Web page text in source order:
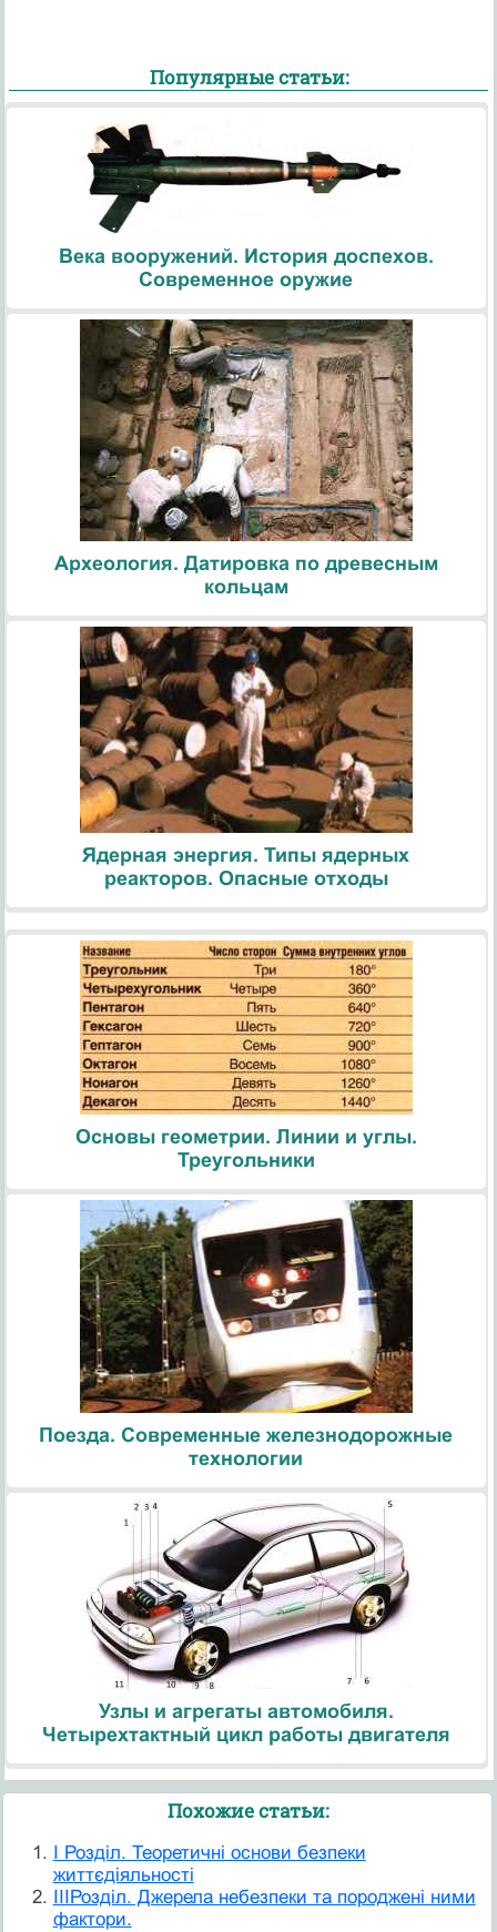
Популярные статьи:
Века вооружений. История доспехов.
Современное оружие
Археология. Датировка по древесным
кольцам
Ядерная энергия. Типы ядерных
реакторов. Опасные отходы
Основы геометрии. Линии и углы.
Треугольники
Поезда. Современные железнодорожные
технологии
Узлы и агрегаты автомобиля.
Четырехтактный цикл работы двигателя
Похожие статьи:
I Розділ. Теоретичні основи безпеки
життєдіяльності
IIIРозділ. Джерела небезпеки та породжені ними
фактори.